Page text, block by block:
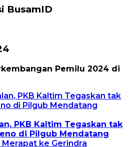
BusamID
Pemilu 2024 di
PKB Kaltim Tegaskan tak
di Pilgub Mendatang